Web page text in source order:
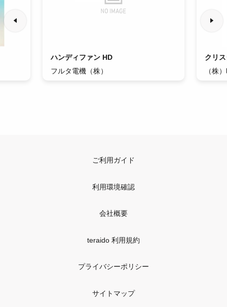
ハンディファン HD
フルタ電機（株）
クリ
（株
ご利用ガイド
利用環境確認
会社概要
teraido 利用規約
プライバシーポリシー
サイトマップ